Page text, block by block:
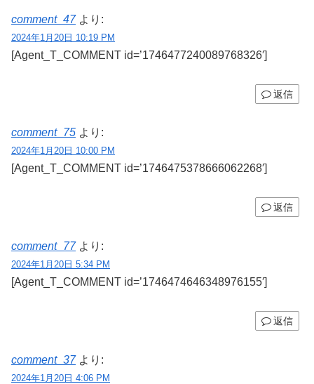
comment_47 より:
2024年1月20日 10:19 PM
[Agent_T_COMMENT id=’1746477240089768326′]
返信
comment_75 より:
2024年1月20日 10:00 PM
[Agent_T_COMMENT id=’1746475378666062268′]
返信
comment_77 より:
2024年1月20日 5:34 PM
[Agent_T_COMMENT id=’1746474646348976155′]
返信
comment_37 より:
2024年1月20日 4:06 PM